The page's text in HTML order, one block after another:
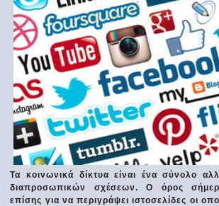
Τα κοινωνικά δίκτυα είναι ένα σύνολο
διαπροσωπικών σχέσεων. Ο όρος σήμερα
επίσης για να περιγράψει ιστοσελίδες οι